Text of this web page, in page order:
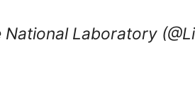
Laboratory